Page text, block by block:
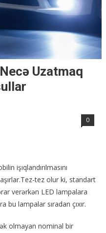
Uzatmaq
0
işıqlandırılmasını
tez olur ki, standart
verərkən LED lampalara
bu lampalar sıradan çıxır.
olmayan nominal bir